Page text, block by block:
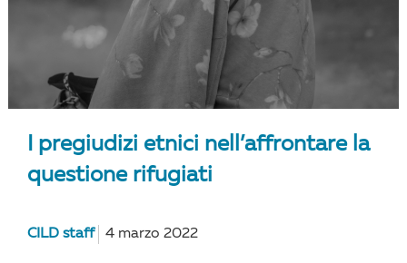
I pregiudizi etnici nell’affrontare la
questione rifugiati
CILD staff 4 marzo 2022